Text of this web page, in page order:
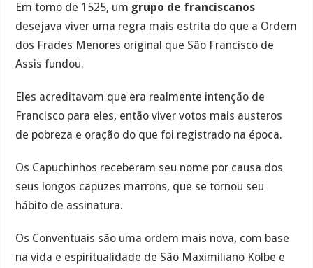
Em torno de 1525, um grupo de franciscanos
desejava viver uma regra mais estrita do que a Ordem
dos Frades Menores original que São Francisco de
Assis fundou.
Eles acreditavam que era realmente intenção de
Francisco para eles, então viver votos mais austeros
de pobreza e oração do que foi registrado na época.
Os Capuchinhos receberam seu nome por causa dos
seus longos capuzes marrons, que se tornou seu
hábito de assinatura.
Os Conventuais são uma ordem mais nova, com base
na vida e espiritualidade de São Maximiliano Kolbe e